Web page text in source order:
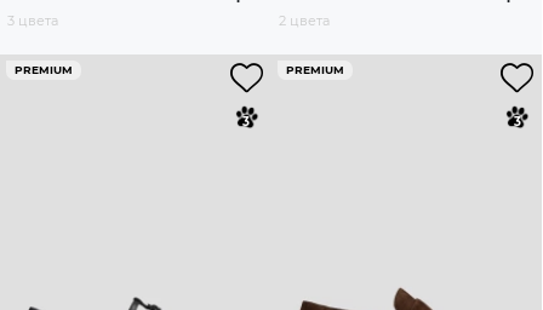
3 цвета 2 цвета
PREMIUM PREMIUM